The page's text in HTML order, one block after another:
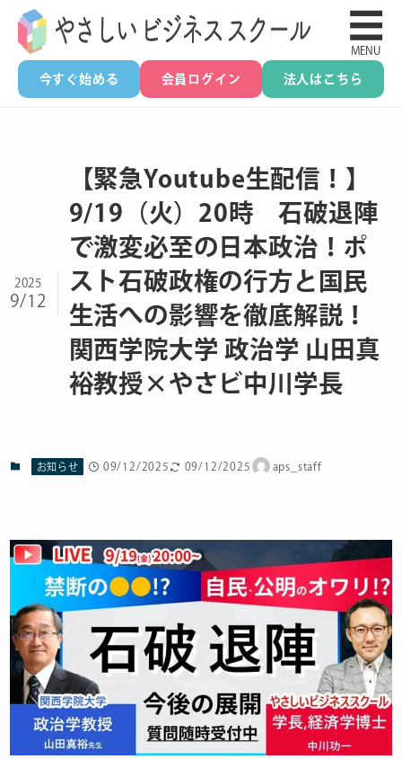
今すぐ始める 会員ログイン 法人はこちら
☰
MENU
【緊急Youtube生配信！】
9/19（火）20時 石破退陣
で激変必至の日本政治！ポ
スト石破政権の行方と国民
生活への影響を徹底解説！
関西学院大学 政治学 山田真
裕教授×やさビ中川学長
2025
9/12
お知らせ 09/12/2025 09/12/2025 aps_staff